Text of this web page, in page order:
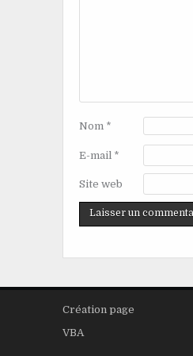
Nom *
E-mail *
Site web
Création page
VBA